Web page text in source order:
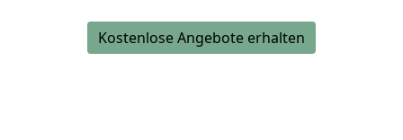
Kostenlose Angebote erhalten